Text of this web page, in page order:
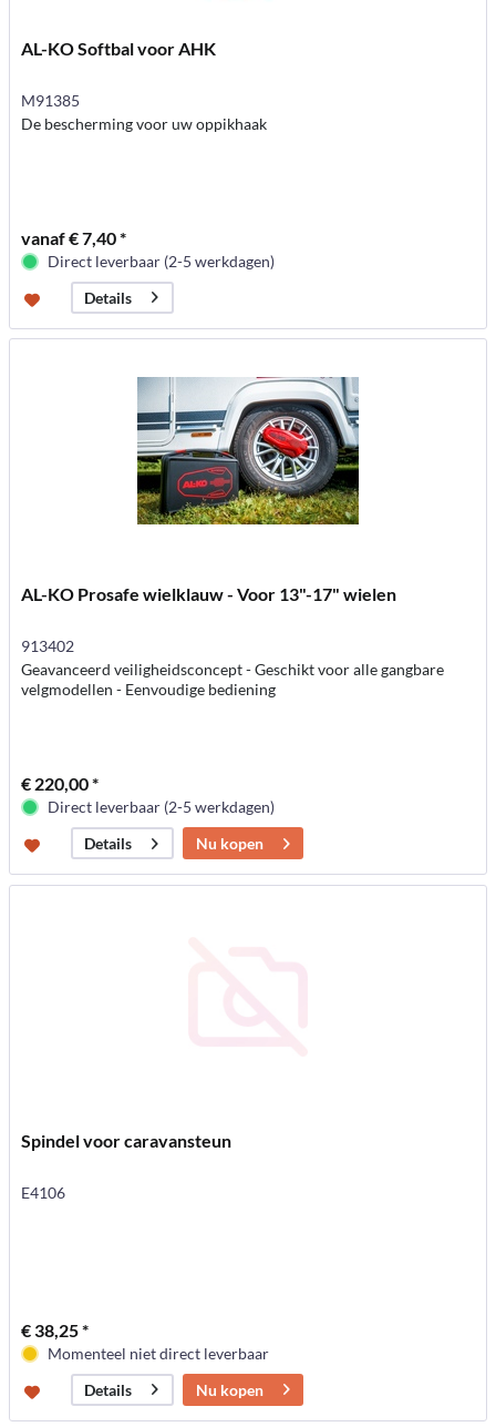
AL-KO Softbal voor AHK
M91385
De bescherming voor uw oppikhaak
vanaf € 7,40 *
Direct leverbaar (2-5 werkdagen)
Details
AL-KO Prosafe wielklauw - Voor 13"-17" wielen
913402
Geavanceerd veiligheidsconcept - Geschikt voor alle gangbare
velgmodellen - Eenvoudige bediening
€ 220,00 *
Direct leverbaar (2-5 werkdagen)
Details
Nu kopen
Spindel voor caravansteun
E4106
€ 38,25 *
Momenteel niet direct leverbaar
Details
Nu kopen